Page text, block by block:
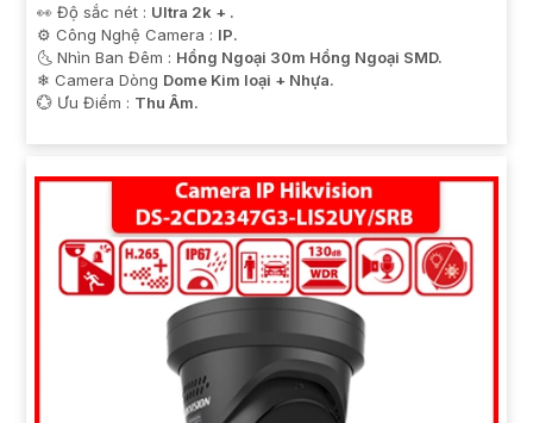
👀 Độ sắc nét : Ultra 2k + .
⚙ Công Nghệ Camera : IP.
🌜 Nhìn Ban Đêm : Hồng Ngoại 30m Hồng Ngoại SMD.
❄ Camera Dòng Dome Kim loại + Nhựa.
️💮 Ưu Điểm : Thu Âm.